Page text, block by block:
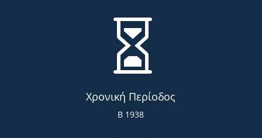

Χρονική Περίοδος
Β 1938